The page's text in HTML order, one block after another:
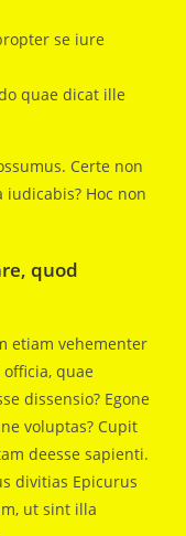
se iure
quae dicat ille
Certe non
Hoc non
quod
etiam vehementer
quae
dissensio? Egone
voluptas? Cupit
deesse sapienti.
divitias Epicurus
ut sint illa